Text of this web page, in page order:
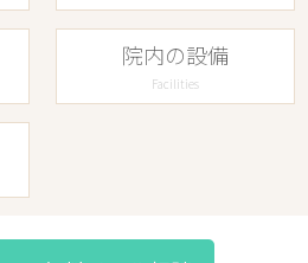
院内の設備
Facilities